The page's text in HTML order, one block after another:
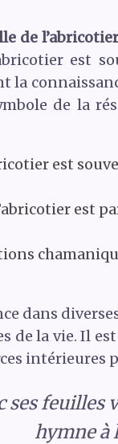
de l’abricotier
est
la
de la
est
est
dans
de la vie. Il
intérieures
ses
hymne à